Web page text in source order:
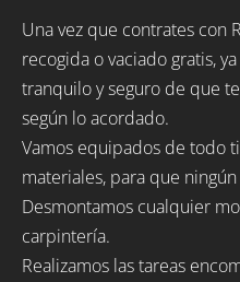
Una vez que contrates con
recogida o vaciado gratis,
tranquilo y seguro de que
según lo acordado.
Vamos equipados de todo
materiales, para que
Desmontamos cualquier
carpintería.
Realizamos las tareas